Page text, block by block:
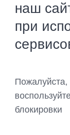
наш
при
Пожалуйста,
блокировки